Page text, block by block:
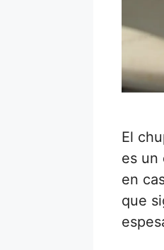
El
es un
en
que